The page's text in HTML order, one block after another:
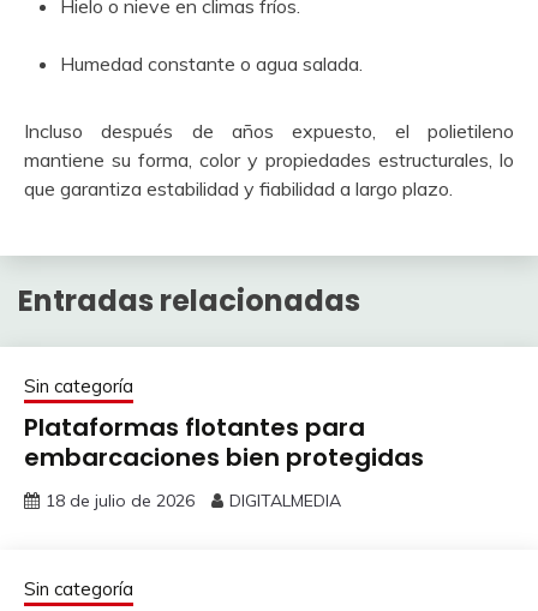
Hielo o nieve en climas fríos.
Humedad constante o agua salada.
Incluso después de años expuesto, el polietileno
mantiene su forma, color y propiedades estructurales, lo
que garantiza estabilidad y fiabilidad a largo plazo.
Entradas relacionadas
Sin categoría
Plataformas flotantes para
embarcaciones bien protegidas
18 de julio de 2026 DIGITALMEDIA
Sin categoría